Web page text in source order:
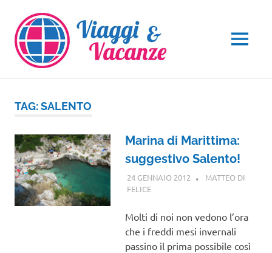
contenuto
MENU
TAG:SALENTO
Marina di Marittima:
suggestivo Salento!
24 GENNAIO 2012
MATTEO DI
FELICEPUGLIA
Molti di noi non vedono l’ora
che i freddi mesi invernali
passino il prima possibile così